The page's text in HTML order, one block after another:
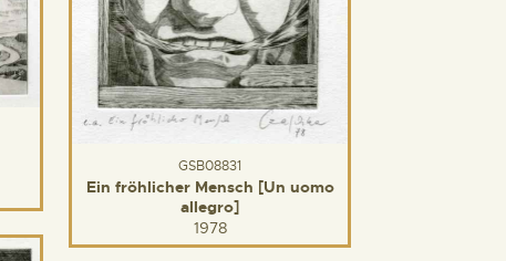
GSB08831
Ein fröhlicher Mensch [Un uomo
allegro]
1978